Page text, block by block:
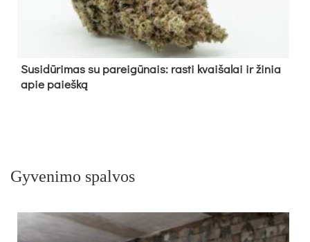
Su­si­dū­ri­mas su pa­rei­gū­nais: ras­ti kvai­ša­lai ir ži­nia
apie paieš­ką
Gyvenimo spalvos